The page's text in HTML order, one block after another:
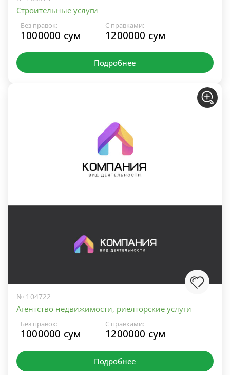
Строительные услуги
Без правок:
1000000 сум
С правками:
1200000 сум
Подробнее
№ 104722
Агентство недвижимости, риелторские услуги
Без правок:
1000000 сум
С правками:
1200000 сум
Подробнее